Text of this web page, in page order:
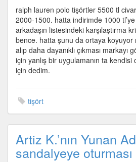
ralph lauren polo tişörtler 5500 tl
2000-1500. hatta indirimde 1000
arkadaşın listesindeki karşılaştırma
bence. hatta şunu da ortaya koyuyor
alıp daha dayanıklı çıkması
için yanlış bir uygulamanın ta
için dedim.
tişört
Artiz K.’nın Yunan
sandalyeye oturması